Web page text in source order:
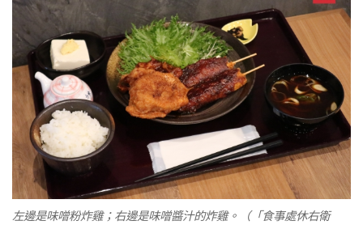
左邊是味噌粉炸雞；右邊是味噌醬汁的炸雞。（「食事處休右衛